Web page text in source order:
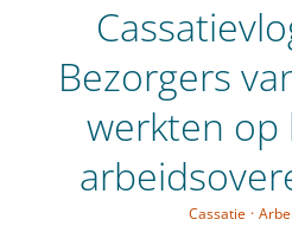
Bezorgers
werkten op
Cassatie ·